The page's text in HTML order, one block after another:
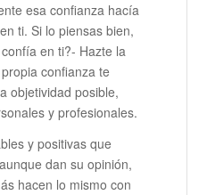
esa confianza hacía
ti. Si lo piensas bien,
en ti?- Hazte la
confianza te
objetividad posible,
y profesionales.
y positivas que
dan su opinión,
hacen lo mismo con